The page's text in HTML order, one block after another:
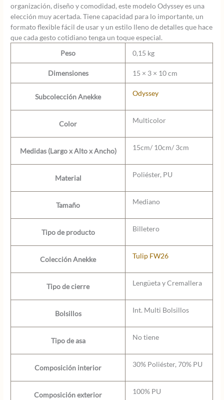
organización, diseño y comodidad, este modelo Odyssey es una
elección muy acertada. Tiene capacidad para lo importante, un
formato flexible fácil de usar y un estilo lleno de detalles que hace
que cada gesto cotidiano tenga un toque especial.
Peso
0,15 kg
Dimensiones 15 × 3 × 10 cm
Subcolección Anekke Odyssey
Color Multicolor
Medidas (Largo x Alto x Ancho) 15cm/ 10cm/ 3cm
Material Poliéster, PU
Tamaño Mediano
Tipo de producto Billetero
Colección Anekke Tulip FW26
Tipo de cierre Lengüeta y Cremallera
Bolsillos Int. Multi Bolsillos
Tipo de asa No tiene
Composición interior 30% Poliéster, 70% PU
Composición exterior 100% PU